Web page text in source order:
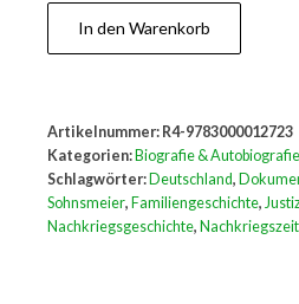
Galgen
War
mein
Vater
In den Warenkorb
Artikelnummer: R4-9783000012723
Kategorien: Biografie & Autobiografie
Schlagwörter: Deutschland,
Sohnsmeier, Familiengeschichte,
Nachkriegsgeschichte, Nachkriegszeit